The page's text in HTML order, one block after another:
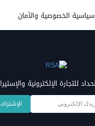
سياسية الخصوصية والأمان
الإشتراك